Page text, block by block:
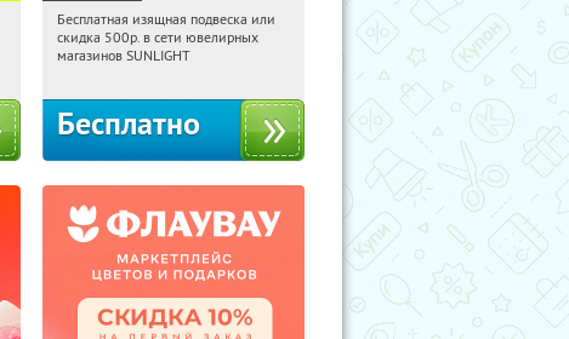
16:12:20 Получили:
Россия
Бесплатная изящная подвеска или
скидка 500р. в сети ювелирных
магазинов SUNLIGHT
Бесплатно